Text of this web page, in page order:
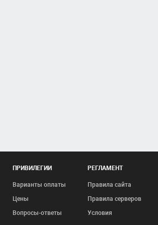
ПРИВИЛЕГИИ
Варианты оплаты
Цены
Вопросы-ответы
РЕГЛАМЕНТ
Правила сайта
Правила серверов
Условия